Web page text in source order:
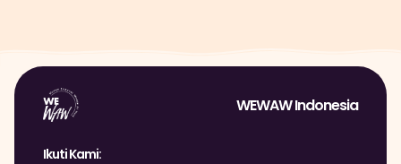
WEWAW Indonesia
Ikuti Kami: